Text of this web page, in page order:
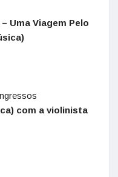
Uma Viagem Pelo
com a violinista